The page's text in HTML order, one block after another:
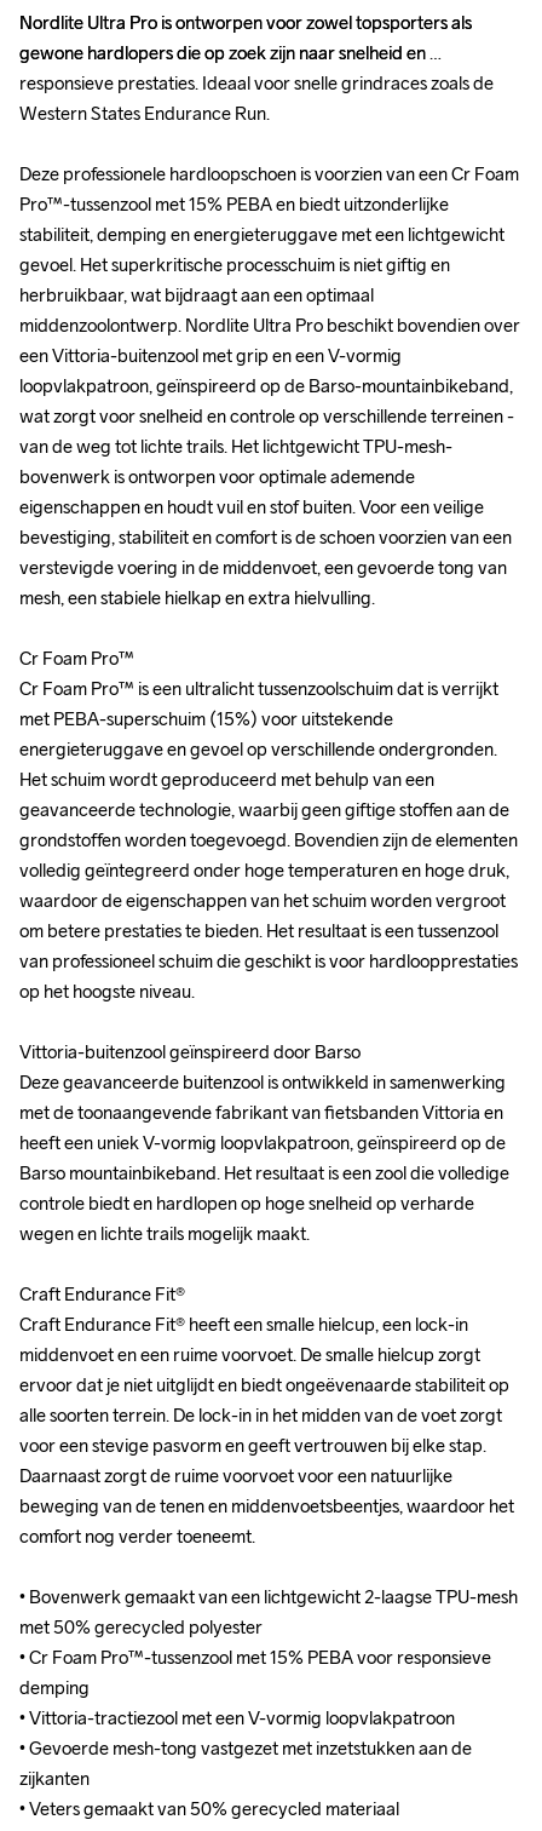
Nordlite Ultra Pro is ontworpen voor zowel topsporters als
gewone hardlopers die op zoek zijn naar snelheid en
responsieve prestaties. Ideaal voor snelle grindraces zoals de
Western States Endurance Run.
Deze professionele hardloopschoen is voorzien van een Cr Foam
Pro™-tussenzool met 15% PEBA en biedt uitzonderlijke
stabiliteit, demping en energieteruggave met een lichtgewicht
gevoel. Het superkritische processchuim is niet giftig en
herbruikbaar, wat bijdraagt aan een optimaal
middenzoolontwerp. Nordlite Ultra Pro beschikt bovendien over
een Vittoria-buitenzool met grip en een V-vormig
loopvlakpatroon, geïnspireerd op de Barso-mountainbikeband,
wat zorgt voor snelheid en controle op verschillende terreinen -
van de weg tot lichte trails. Het lichtgewicht TPU-mesh-
bovenwerk is ontworpen voor optimale ademende
eigenschappen en houdt vuil en stof buiten. Voor een veilige
bevestiging, stabiliteit en comfort is de schoen voorzien van een
verstevigde voering in de middenvoet, een gevoerde tong van
mesh, een stabiele hielkap en extra hielvulling.
Cr Foam Pro™
Cr Foam Pro™ is een ultralicht tussenzoolschuim dat is verrijkt
met PEBA-superschuim (15%) voor uitstekende
energieteruggave en gevoel op verschillende ondergronden.
Het schuim wordt geproduceerd met behulp van een
geavanceerde technologie, waarbij geen giftige stoffen aan de
grondstoffen worden toegevoegd. Bovendien zijn de elementen
volledig geïntegreerd onder hoge temperaturen en hoge druk,
waardoor de eigenschappen van het schuim worden vergroot
om betere prestaties te bieden. Het resultaat is een tussenzool
van professioneel schuim die geschikt is voor hardloopprestaties
op het hoogste niveau.
Vittoria-buitenzool geïnspireerd door Barso
Deze geavanceerde buitenzool is ontwikkeld in samenwerking
met de toonaangevende fabrikant van fietsbanden Vittoria en
heeft een uniek V-vormig loopvlakpatroon, geïnspireerd op de
Barso mountainbikeband. Het resultaat is een zool die volledige
controle biedt en hardlopen op hoge snelheid op verharde
wegen en lichte trails mogelijk maakt.
Craft Endurance Fit®
Craft Endurance Fit® heeft een smalle hielcup, een lock-in
middenvoet en een ruime voorvoet. De smalle hielcup zorgt
ervoor dat je niet uitglijdt en biedt ongeëvenaarde stabiliteit op
alle soorten terrein. De lock-in in het midden van de voet zorgt
voor een stevige pasvorm en geeft vertrouwen bij elke stap.
Daarnaast zorgt de ruime voorvoet voor een natuurlijke
beweging van de tenen en middenvoetsbeentjes, waardoor het
comfort nog verder toeneemt.
• Bovenwerk gemaakt van een lichtgewicht 2-laagse TPU-mesh
met 50% gerecycled polyester
• Cr Foam Pro™-tussenzool met 15% PEBA voor responsieve
demping
• Vittoria-tractiezool met een V-vormig loopvlakpatroon
• Gevoerde mesh-tong vastgezet met inzetstukken aan de
zijkanten
• Veters gemaakt van 50% gerecycled materiaal
Nordlite Ultra Pro is ontworpen voor zowel topsporters als
gewone hardlopers die op zoek zijn naar snelheid en
responsieve prestaties. Ideaal voor snelle grindraces zoals de
Western States Endurance Run.
Deze professionele hardloopschoen is voorzien van een Cr Foam
Pro™-tussenzool met 15% PEBA en biedt uitzonderlijke
stabiliteit, demping en energieteruggave met een lichtgewicht
gevoel. Het superkritische processchuim is niet giftig en
herbruikbaar, wat bijdraagt aan een optimaal
middenzoolontwerp. Nordlite Ultra Pro beschikt bovendien over
een Vittoria-buitenzool met grip en een V-vormig
loopvlakpatroon, geïnspireerd op de Barso-mountainbikeband,
wat zorgt voor snelheid en controle op verschillende terreinen -
van de weg tot lichte trails. Het lichtgewicht TPU-mesh-
bovenwerk is ontworpen voor optimale ademende
eigenschappen en houdt vuil en stof buiten. Voor een veilige
bevestiging, stabiliteit en comfort is de schoen voorzien van een
verstevigde voering in de middenvoet, een gevoerde tong van
mesh, een stabiele hielkap en extra hielvulling.
Cr Foam Pro™
Cr Foam Pro™ is een ultralicht tussenzoolschuim dat is verrijkt
met PEBA-superschuim (15%) voor uitstekende
energieteruggave en gevoel op verschillende ondergronden.
Het schuim wordt geproduceerd met behulp van een
geavanceerde technologie, waarbij geen giftige stoffen aan de
grondstoffen worden toegevoegd. Bovendien zijn de elementen
volledig geïntegreerd onder hoge temperaturen en hoge druk,
waardoor de eigenschappen van het schuim worden vergroot
om betere prestaties te bieden. Het resultaat is een tussenzool
van professioneel schuim die geschikt is voor hardloopprestaties
op het hoogste niveau.
Vittoria-buitenzool geïnspireerd door Barso
Deze geavanceerde buitenzool is ontwikkeld in samenwerking
met de toonaangevende fabrikant van fietsbanden Vittoria en
heeft een uniek V-vormig loopvlakpatroon, geïnspireerd op de
Barso mountainbikeband. Het resultaat is een zool die volledige
controle biedt en hardlopen op hoge snelheid op verharde
wegen en lichte trails mogelijk maakt.
Craft Endurance Fit®
Craft Endurance Fit® heeft een smalle hielcup, een lock-in
middenvoet en een ruime voorvoet. De smalle hielcup zorgt
ervoor dat je niet uitglijdt en biedt ongeëvenaarde stabiliteit op
alle soorten terrein. De lock-in in het midden van de voet zorgt
voor een stevige pasvorm en geeft vertrouwen bij elke stap.
Daarnaast zorgt de ruime voorvoet voor een natuurlijke
beweging van de tenen en middenvoetsbeentjes, waardoor het
comfort nog verder toeneemt.
• Bovenwerk gemaakt van een lichtgewicht 2-laagse TPU-mesh
met 50% gerecycled polyester
• Cr Foam Pro™-tussenzool met 15% PEBA voor responsieve
demping
• Vittoria-tractiezool met een V-vormig loopvlakpatroon
• Gevoerde mesh-tong vastgezet met inzetstukken aan de
zijkanten
• Veters gemaakt van 50% gerecycled materiaal